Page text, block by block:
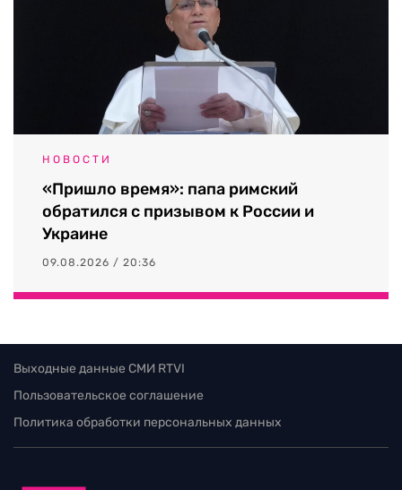
НОВОСТИ
«Пришло время»: папа римский
обратился с призывом к России и
Украине
09.08.2026 / 20:36
Выходные данные СМИ RTVI
Пользовательское соглашение
Политика обработки персональных данных